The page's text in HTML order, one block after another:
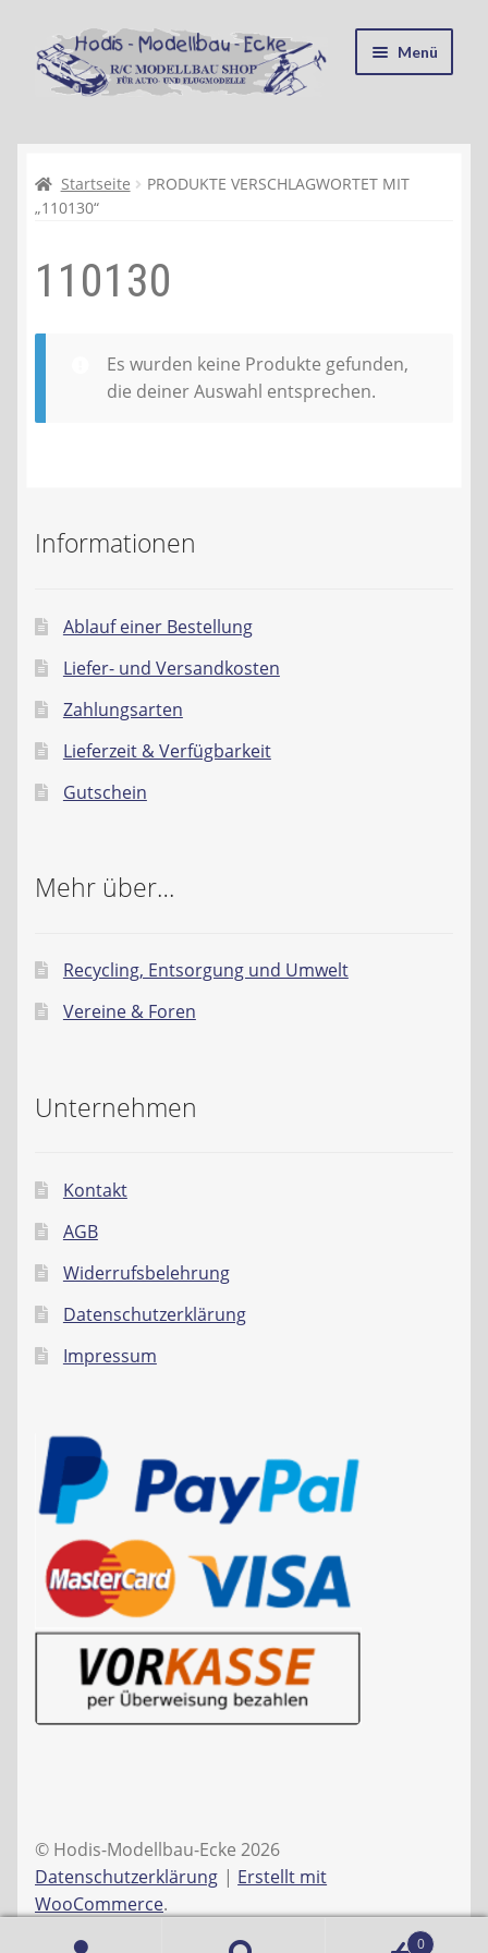
Zur
Navigation
springen
Zum
Inhalt
springen
Menü
Kasse
Recycling, Entsorgung und Umwelt
Warenkorb
Liefer- und Versandkosten
Gutschein
Batterien- und Akku Verordnung
Öle- und Schmierstoff Verordnung
Widerrufsbelehrung
Impressum
Startseite
PRODUKTE VERSCHLAGWORTET MIT
„110130“
110130
Es wurden keine Produkte gefunden,
die deiner Auswahl entsprechen.
Informationen
Ablauf einer Bestellung
Liefer- und Versandkosten
Zahlungsarten
Lieferzeit & Verfügbarkeit
Gutschein
Mehr über…
Recycling, Entsorgung und Umwelt
Vereine & Foren
Unternehmen
Kontakt
AGB
Widerrufsbelehrung
Datenschutzerklärung
Impressum
© Hodis-Modellbau-Ecke 2026
Datenschutzerklärung
Erstellt mit
WooCommerce.
0